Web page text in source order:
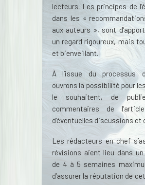
lecteurs. Les principes de
dans les «
aux auteurs », sont
un regard rigoureux, mais
et bienveillant.
À l’issue du processus
ouvrons la possibilité pour
le souhaitent, de
commentaires de
d’éventuelles discussions et
Les rédacteurs en chef
révisions aient lieu dans un
de 4 à 5 semaines
d’assurer la réputation de